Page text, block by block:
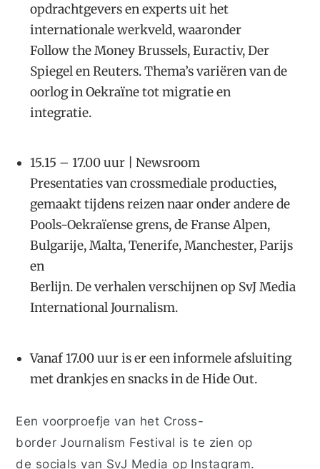
opdrachtgevers en experts uit het
internationale werkveld, waaronder
Follow the Money Brussels, Euractiv, Der
Spiegel en Reuters. Thema’s variëren van de
oorlog in Oekraïne tot migratie en
integratie.
15.15 – 17.00 uur | Newsroom
Presentaties van crossmediale producties,
gemaakt tijdens reizen naar onder andere de
Pools-Oekraïense grens, de Franse Alpen,
Bulgarije, Malta, Tenerife, Manchester, Parijs
en
Berlijn.De verhalen verschijnen op SvJ Media
International Journalism.
Vanaf 17.00 uuris er een informele afsluiting
met drankjes en snacks in deHide Out.
Een voorproefje van het Cross-
border Journalism Festival is te zien op
de socials van SvJ Media op Instagram.